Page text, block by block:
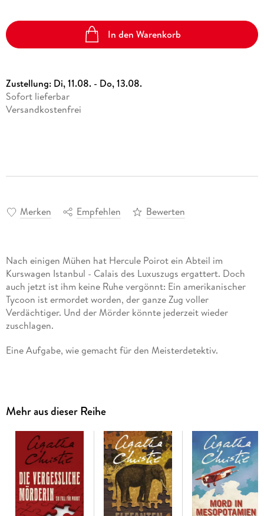
In den Warenkorb
Zustellung: Di, 11.08. - Do, 13.08.
Sofort lieferbar
Versandkostenfrei
Merken Empfehlen Bewerten
Nach einigen Mühen hat Hercule Poirot ein Abteil im
Kurswagen Istanbul - Calais des Luxuszugs ergattert. Doch
auch jetzt ist ihm keine Ruhe vergönnt: Ein amerikanischer
Tycoon ist ermordet worden, der ganze Zug voller
Verdächtiger. Und der Mörder könnte jederzeit wieder
zuschlagen.
Eine Aufgabe, wie gemacht für den Meisterdetektiv.
Cover
Verlagslogo
Titelseite
Für M. E. L. M. Arpachiya, 1933
Teil 1 Die Tatsachen
Teil 2 Die Zeugen
Teil 3 Hercule Poirot lehnt sich zurück und denkt
Über Agatha Christie
Impressum
Mehr aus dieser Reihe